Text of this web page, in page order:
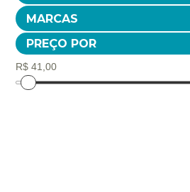
MARCAS
PREÇO POR